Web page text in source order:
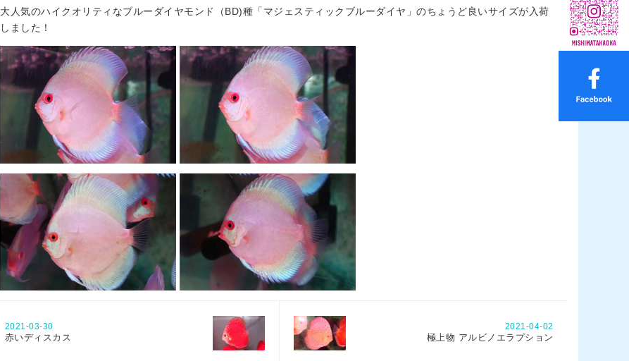
大人気のハイクオリティなブルーダイヤモンド（BD)種「マジェスティックブルーダイヤ」のちょうど良いサイズが入荷
しました！
2021-03-30
赤いディスカス
2021-04-02
極上物 アルビノエラプション